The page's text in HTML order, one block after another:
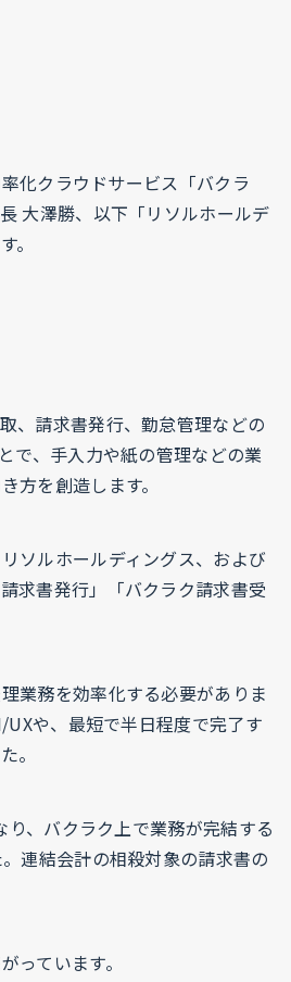
化クラウドサービス「バクラ
大澤勝、以下「リソルホールデ
。
、請求書発行、勤怠管理などの
で、手入力や紙の管理などの業
方を創造します。
ソルホールディングス、および
求書発行」「バクラク請求書受
業務を効率化する必要がありま
や、最短で半日程度で完了す
。
、バクラク上で業務が完結する
連結会計の相殺対象の請求書の
っています。